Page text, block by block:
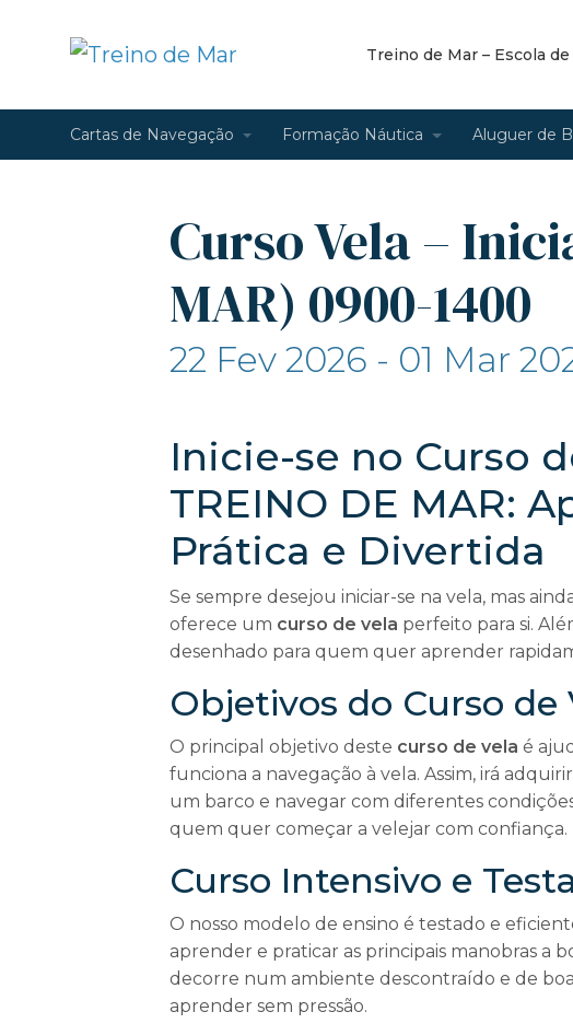
Treino de Mar – Escola
Cartas de Navegação Formação Náutica Aluguer de
Curso Vela –
MAR) 0900-1400
22 Fev 2026 - 01 Mar
Inicie-se no Curso
TREINO DE MAR:
Prática e Divertida
Se sempre desejou iniciar-se na vela, mas
oferece um curso de vela perfeito para si.
desenhado para quem quer aprender
Objetivos do Curso de
O principal objetivo deste curso de vela é
funciona a navegação à vela. Assim, irá
um barco e navegar com diferentes
quem quer começar a velejar com confiança.
Curso Intensivo e
O nosso modelo de ensino é testado e
aprender e praticar as principais manobras a
decorre num ambiente descontraído e de
aprender sem pressão.